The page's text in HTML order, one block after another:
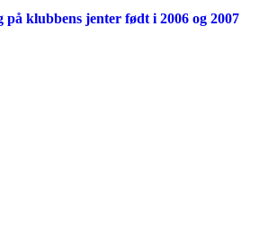
klubbens jenter født i 2006 og 2007